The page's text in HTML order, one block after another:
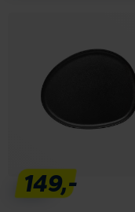
149,-